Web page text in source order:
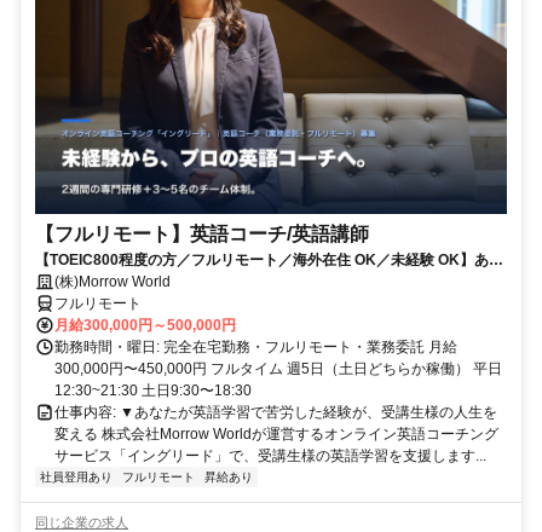
【フルリモート】英語コーチ/英語講師
【TOEIC800程度の方／フルリモート／海外在住 OK／未経験 OK】あな
たが英語学習で経験した失敗も成功も。すべてが、受講生の人生を変え
るお仕事です。
(株)Morrow World
フルリモート
月給300,000円～500,000円
勤務時間・曜日: 完全在宅勤務・フルリモート・業務委託 月給
300,000円〜450,000円 フルタイム 週5日（土日どちらか稼働） 平日
12:30~21:30 土日9:30〜18:30
仕事内容: ▼あなたが英語学習で苦労した経験が、受講生様の人生を
変える 株式会社Morrow Worldが運営するオンライン英語コーチング
サービス「イングリード」で、受講生様の英語学習を支援します...
社員登用あり フルリモート 昇給あり
同じ企業の求人